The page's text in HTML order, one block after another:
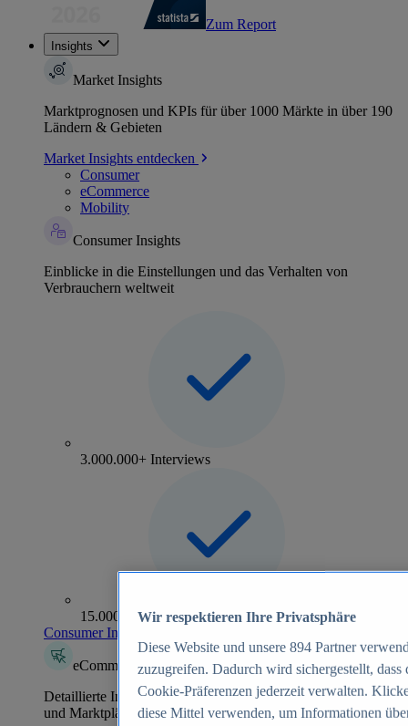
Zum Report
Insights
Market Insights
Marktprognosen und KPIs für über 1000 Märkte in über 190
Ländern & Gebieten
Market Insights entdecken
Consumer
eCommerce
Mobility
Consumer Insights
Einblicke in die Einstellungen und das Verhalten von
Verbrauchern weltweit
3.000.000+ Interviews
15.000+ Marken
Consumer Insights entdecken
eCommerce Insights
Detaillierte Informationen zu mehr als 39.000 Online-Shops
und Marktplätzen
Wir respektieren Ihre Privatsphäre
Diese Website und unsere 894 Partner
zuzugreifen. Dadurch wird sichergestellt,
Cookie-Präferenzen jederzeit verwalten.
diese Mittel verwenden, um Informationen